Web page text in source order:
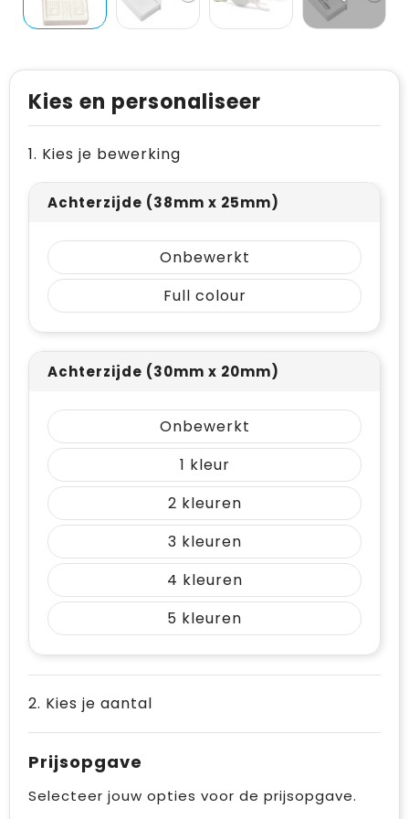
Persoonlijke verzorging
Reisbenodigdheden
Sleutelhangers en Lanyards
Snoepgoed
Spellen voor binnen en buiten
Veiligheid, Auto en Fiets
Vrije tijd en Strand
Waterflesjes
Winterse inspiratie
Themapakketten
Gehoorbescherming
Reistassen
Rugzakken
Schoudertassen
Sporttassen
Strandtassen
Waterbestendige tassen
Draagtassen
Golftassen
Trolleys
Goodiebags
Kies en personaliseer
1. Kies je bewerking
Achterzijde (38mm x 25mm)
Onbewerkt
Full colour
Achterzijde (30mm x 20mm)
Onbewerkt
1
2
3
4
5
2. Kies je aantal
Prijsopgave
Selecteer jouw opties voor de prijsopgave.